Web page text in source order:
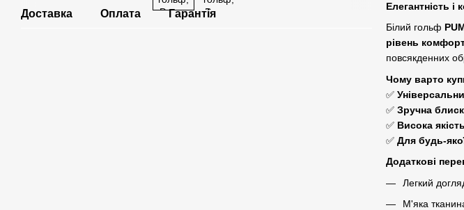
Доставка Оплата Гарантія
Елегантність
Білий гольф
рівень
повсякденних
Чому варто
✅
✅ Зручна
✅ Висока
✅ Для будь-
Додаткові
Легкий
М'яка